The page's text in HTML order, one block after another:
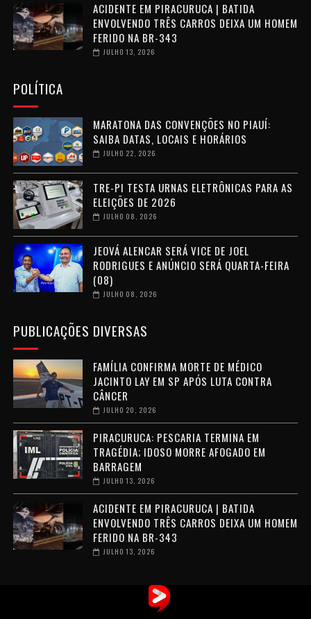
ACIDENTE EM PIRACURUCA | BATIDA
ENVOLVENDO TRÊS CARROS DEIXA UM HOMEM
FERIDO NA BR-343
JULHO 13, 2026
POLÍTICA
MARATONA DAS CONVENÇÕES NO PIAUÍ:
SAIBA DATAS, LOCAIS E HORÁRIOS
JULHO 22, 2026
TRE-PI TESTA URNAS ELETRÔNICAS PARA AS
ELEIÇÕES DE 2026
JULHO 08, 2026
JEOVÁ ALENCAR SERÁ VICE DE JOEL
RODRIGUES E ANÚNCIO SERÁ QUARTA-FEIRA
(08)
JULHO 08, 2026
PUBLICAÇÕES DIVERSAS
FAMÍLIA CONFIRMA MORTE DE MÉDICO
JACINTO LAY EM SP APÓS LUTA CONTRA
CÂNCER
JULHO 20, 2026
PIRACURUCA: PESCARIA TERMINA EM
TRAGÉDIA; IDOSO MORRE AFOGADO EM
BARRAGEM
JULHO 13, 2026
ACIDENTE EM PIRACURUCA | BATIDA
ENVOLVENDO TRÊS CARROS DEIXA UM HOMEM
FERIDO NA BR-343
JULHO 13, 2026